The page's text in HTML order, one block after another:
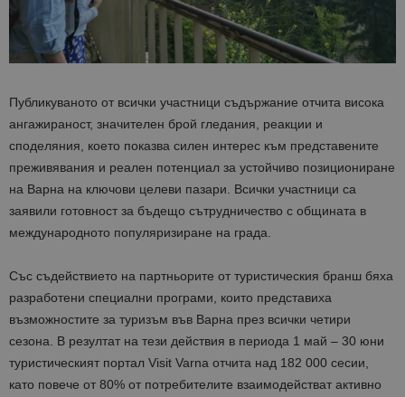
Публикуваното от всички участници съдържание отчита висока
ангажираност, значителен брой гледания, реакции и
споделяния, което показва силен интерес към представените
преживявания и реален потенциал за устойчиво позициониране
на Варна на ключови целеви пазари. Всички участници са
заявили готовност за бъдещо сътрудничество с общината в
международното популяризиране на града.
Със съдействието на партньорите от туристическия бранш бяха
разработени специални програми, които представиха
възможностите за туризъм във Варна през всички четири
сезона.
В резултат на тези действия в периода 1 май – 30 юни
туристическият портал Visit Varna отчита над 182 000 сесии,
като повече от 80% от потребителите взаимодействат активно